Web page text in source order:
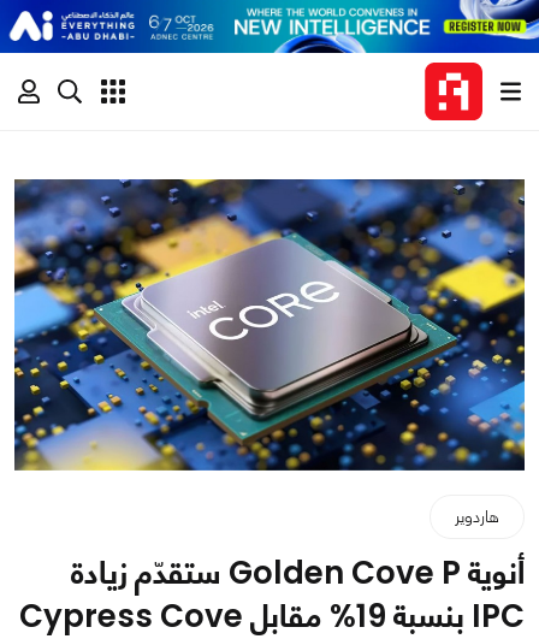
هاردوير
أنوية Golden Cove P ستقدّم زيادة
IPC بنسبة 19% مقابل Cypress Cove